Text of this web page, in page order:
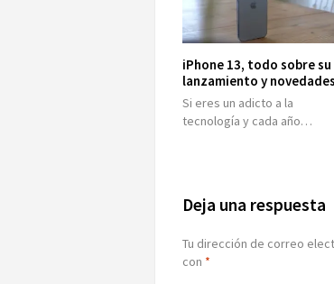
iPhone 13, todo sobre su
lanzamiento y novedades
Si eres un adicto a la
tecnología y cada año…
Deja una respuesta
Tu dirección de correo
con *